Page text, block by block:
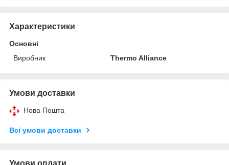
Характеристики
Основні
Виробник
Thermo Alliance
Умови доставки
Нова Пошта
Всі умови доставки
Умови оплати